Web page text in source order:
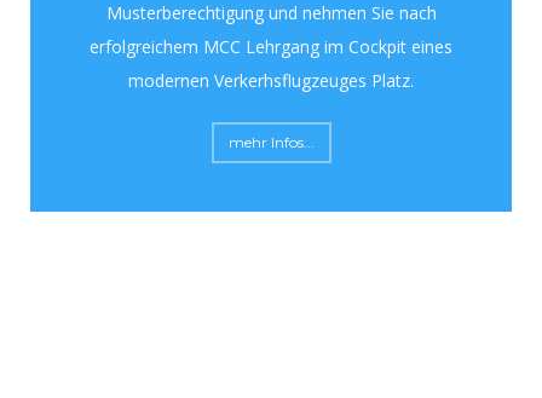
Musterberechtigung und nehmen Sie nach
erfolgreichem MCC Lehrgang im Cockpit eines
modernen Verkerhsflugzeuges Platz.
mehr Infos...